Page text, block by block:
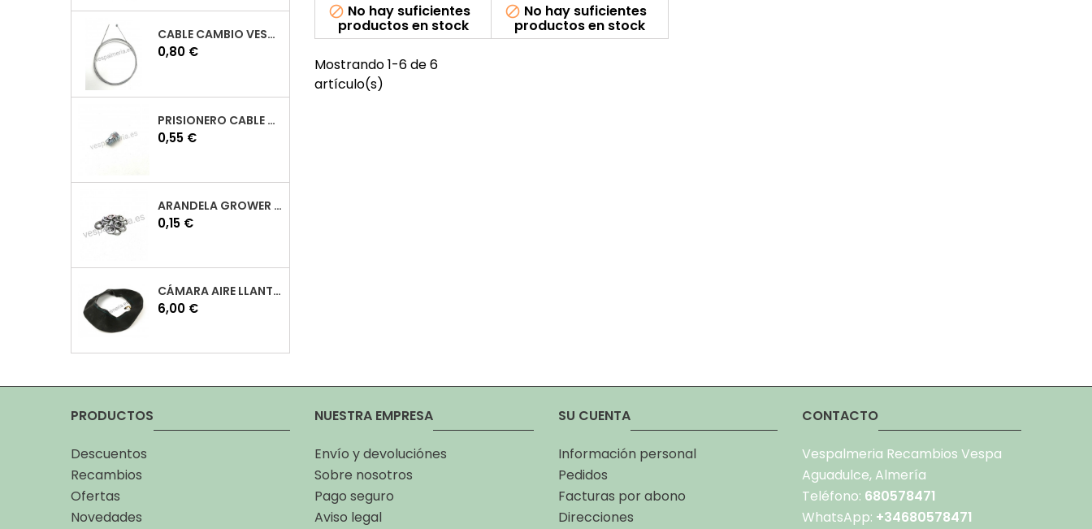
CABLE CAMBIO VESPA
Precio
0,80 €
PRISIONERO CABLE CAMBIO VESPA
Precio
0,55 €
ARANDELA GROWER M7 INOX VESPA
Precio
0,15 €
CÁMARA AIRE LLANTA 10 VESPA
Precio
6,00 €
 No hay suficientes
productos en stock
 No hay suficientes
productos en stock
Mostrando 1-6 de 6
artículo(s)
PRODUCTOS
Descuentos
Recambios
Ofertas
Novedades
NUESTRA EMPRESA
Envío y devoluciónes
Sobre nosotros
Pago seguro
Aviso legal
SU CUENTA
Información personal
Pedidos
Facturas por abono
Direcciones
CONTACTO
Vespalmeria Recambios Vespa
Aguadulce, Almería
Teléfono: 680578471
WhatsApp: +34680578471